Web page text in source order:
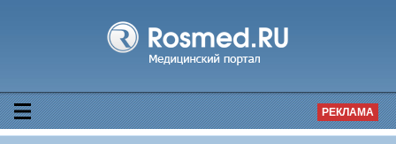
РЕКЛАМА